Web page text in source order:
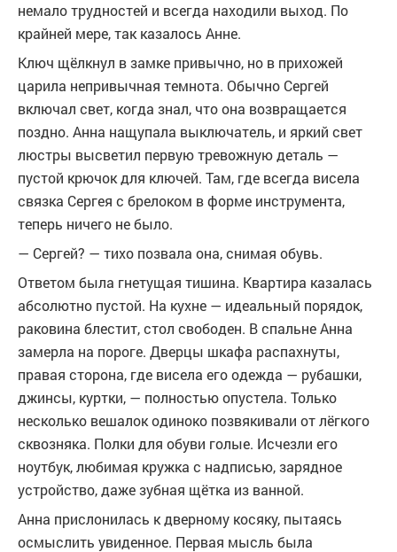
немало трудностей и всегда находили выход. По
крайней мере, так казалось Анне.
Ключ щёлкнул в замке привычно, но в прихожей
царила непривычная темнота. Обычно Сергей
включал свет, когда знал, что она возвращается
поздно. Анна нащупала выключатель, и яркий свет
люстры высветил первую тревожную деталь —
пустой крючок для ключей. Там, где всегда висела
связка Сергея с брелоком в форме инструмента,
теперь ничего не было.
— Сергей? — тихо позвала она, снимая обувь.
Ответом была гнетущая тишина. Квартира казалась
абсолютно пустой. На кухне — идеальный порядок,
раковина блестит, стол свободен. В спальне Анна
замерла на пороге. Дверцы шкафа распахнуты,
правая сторона, где висела его одежда — рубашки,
джинсы, куртки, — полностью опустела. Только
несколько вешалок одиноко позвякивали от лёгкого
сквозняка. Полки для обуви голые. Исчезли его
ноутбук, любимая кружка с надписью, зарядное
устройство, даже зубная щётка из ванной.
Анна прислонилась к дверному косяку, пытаясь
осмыслить увиденное. Первая мысль была